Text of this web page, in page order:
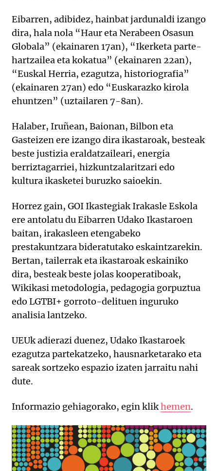
Eibarren, adibidez, hainbat jardunaldi izango
dira, hala nola “Haur eta Nerabeen Osasun
Globala” (ekainaren 17an), “Ikerketa parte-
hartzailea eta kokatua” (ekainaren 22an),
“Euskal Herria, ezagutza, historiografia”
(ekainaren 27an) edo “Euskarazko kirola
ehuntzen” (uztailaren 7-8an).
Halaber, Iruñean, Baionan, Bilbon eta
Gasteizen ere izango dira ikastaroak, besteak
beste justizia eraldatzaileari, energia
berriztagarriei, hizkuntzalaritzari edo
kultura ikasketei buruzko saioekin.
Horrez gain, GOI Ikastegiak Irakasle Eskola
ere antolatu du Eibarren Udako Ikastaroen
baitan, irakasleen etengabeko
prestakuntzara bideratutako eskaintzarekin.
Bertan, tailerrak eta ikastaroak eskainiko
dira, besteak beste jolas kooperatiboak,
Wikikasi metodologia, pedagogia gorpuztua
edo LGTBI+ gorroto-delituen inguruko
analisia lantzeko.
UEUk adierazi duenez, Udako Ikastaroek
ezagutza partekatzeko, hausnarketarako eta
sareak sortzeko espazio izaten jarraitu nahi
dute.
Informazio gehiagorako, egin klikhemen.